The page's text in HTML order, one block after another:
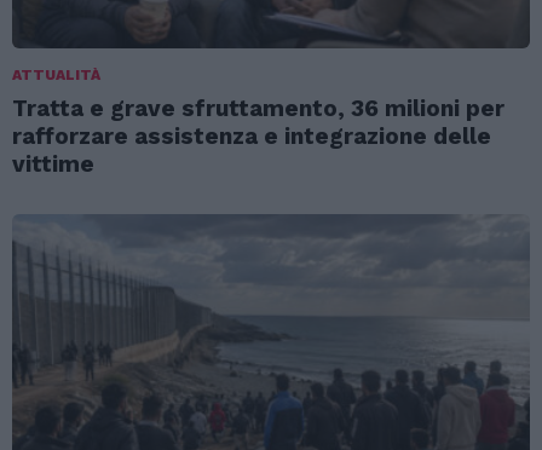
ATTUALITÀ
Tratta e grave sfruttamento, 36 milioni per
rafforzare assistenza e integrazione delle
vittime